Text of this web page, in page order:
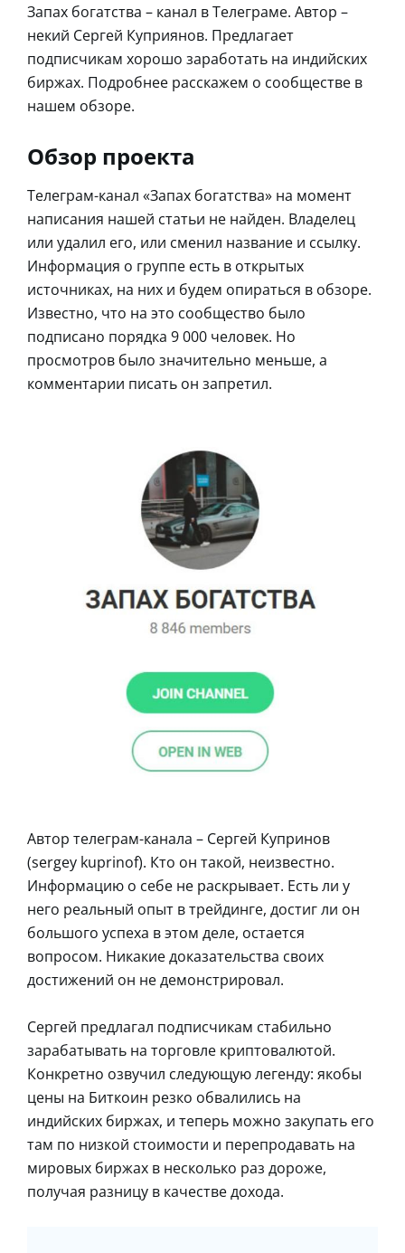
Запах богатства – канал в Телеграме. Автор –
некий Сергей Куприянов. Предлагает
подписчикам хорошо заработать на индийских
биржах. Подробнее расскажем о сообществе в
нашем обзоре.
Обзор проекта
Телеграм-канал «Запах богатства» на момент
написания нашей статьи не найден. Владелец
или удалил его, или сменил название и ссылку.
Информация о группе есть в открытых
источниках, на них и будем опираться в обзоре.
Известно, что на это сообщество было
подписано порядка 9 000 человек. Но
просмотров было значительно меньше, а
комментарии писать он запретил.
Автор телеграм-канала – Сергей Купринов
(sergey kuprinof). Кто он такой, неизвестно.
Информацию о себе не раскрывает. Есть ли у
него реальный опыт в трейдинге, достиг ли он
большого успеха в этом деле, остается
вопросом. Никакие доказательства своих
достижений он не демонстрировал.
Сергей предлагал подписчикам стабильно
зарабатывать на торговле криптовалютой.
Конкретно озвучил следующую легенду: якобы
цены на Биткоин резко обвалились на
индийских биржах, и теперь можно закупать его
там по низкой стоимости и перепродавать на
мировых биржах в несколько раз дороже,
получая разницу в качестве дохода.